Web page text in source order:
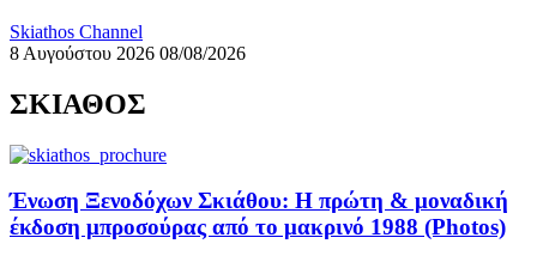
Skiathos Channel
8 Αυγούστου 2026 08/08/2026
ΣΚΙΑΘΟΣ
Ένωση Ξενοδόχων Σκιάθου: Η πρώτη & μοναδική
έκδοση μπροσούρας από το μακρινό 1988 (Photos)